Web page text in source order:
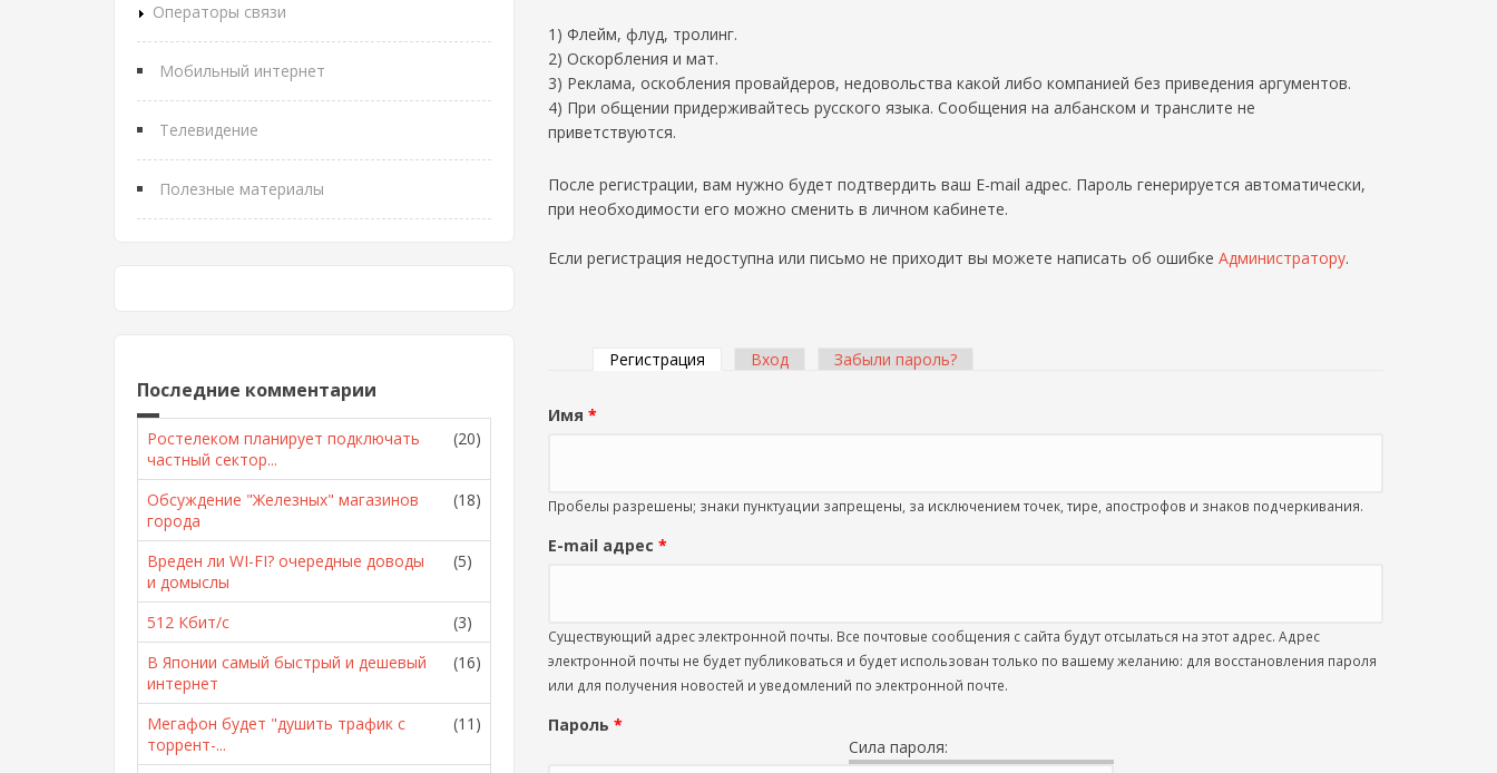
Операторы связи
Мобильный интернет
Телевидение
Полезные материалы
Последние комментарии
Ростелеком планирует подключать
частный сектор...
(20)
Обсуждение "Железных" магазинов
города
(18)
Вреден ли WI-FI? очередные доводы
и домыслы
(5)
512 Кбит/с
(3)
В Японии самый быстрый и дешевый
интернет
(16)
Мегафон будет "душить трафик с
торрент-...
(11)
1) Флейм, флуд, тролинг.
2) Оскорбления и мат.
3) Реклама, оскобления провайдеров, недовольства какой либо компанией без приведения аргументов.
4) При общении придерживайтесь русского языка. Сообщения на албанском и транслите не
приветствуются.
После регистрации, вам нужно будет подтвердить ваш E-mail адрес. Пароль генерируется автоматически,
при необходимости его можно сменить в личном кабинете.
Если регистрация недоступна или письмо не приходит вы можете написать об ошибке Администратору.
Регистрация (активная вкладка)
Вход Забыли пароль?
Имя *
Пробелы разрешены; знаки пунктуации запрещены, за исключением точек, тире, апострофов и знаков подчеркивания.
E-mail адрес *
Существующий адрес электронной почты. Все почтовые сообщения с сайта будут отсылаться на этот адрес. Адрес
электронной почты не будет публиковаться и будет использован только по вашему желанию: для восстановления пароля
или для получения новостей и уведомлений по электронной почте.
Сила пароля:
Пароль *